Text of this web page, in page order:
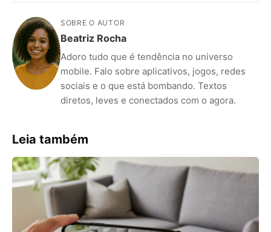
SOBRE O AUTOR
Beatriz Rocha
Adoro tudo que é tendência no universo
mobile. Falo sobre aplicativos, jogos, redes
sociais e o que está bombando. Textos
diretos, leves e conectados com o agora.
Leia também